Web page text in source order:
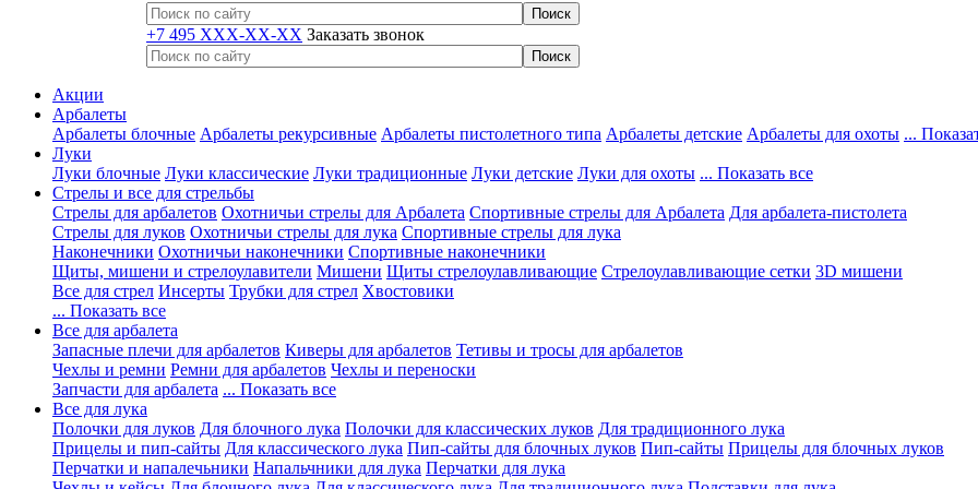
+7 495 XXX-XX-XX Заказать звонок
Акции
Арбалеты
Арбалеты блочные Арбалеты рекурсивные Арбалеты пистолетного типа Арбалеты детские Арбалеты для охоты ...
Луки
Луки блочные Луки классические Луки традиционные Луки детские Луки для охоты ... Показать все
Стрелы и все для стрельбы
Стрелы для арбалетов Охотничьи стрелы для Арбалета Спортивные стрелы для Арбалета Для арбалета-пистолета
Стрелы для луков Охотничьи стрелы для лука Спортивные стрелы для лука
Наконечники Охотничьи наконечники Спортивные наконечники
Щиты, мишени и стрелоулавители Мишени Щиты стрелоулавливающие Стрелоулавливающие сетки 3D мишени
Все для стрел Инсерты Трубки для стрел Хвостовики
... Показать все
Все для арбалета
Запасные плечи для арбалетов Киверы для арбалетов Тетивы и тросы для арбалетов
Чехлы и ремни Ремни для арбалетов Чехлы и переноски
Запчасти для арбалета ... Показать все
Все для лука
Полочки для луков Для блочного лука Полочки для классических луков Для традиционного лука
Прицелы и пип-сайты Для классического лука Пип-сайты для блочных луков Пип-сайты Прицелы для блочных луков
Перчатки и напалечьники Напальчники для лука Перчатки для лука